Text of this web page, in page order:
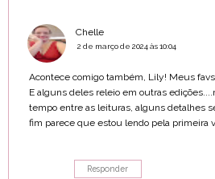
Chelle
2 de março de 2024 às 10:04
Acontece comigo também, Lily! Meus
E alguns deles releio em outras
tempo entre as leituras, alguns detalhes
fim parece que estou lendo pela primeira
Responder